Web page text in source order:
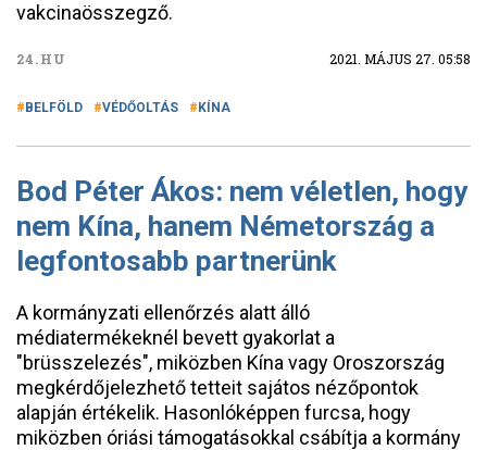
vakcinaösszegző.
24.HU 2021. MÁJUS 27. 05:58
BELFÖLD VÉDŐOLTÁS KÍNA
Bod Péter Ákos: nem véletlen, hogy
nem Kína, hanem Németország a
legfontosabb partnerünk
A kormányzati ellenőrzés alatt álló
médiatermékeknél bevett gyakorlat a
"brüsszelezés", miközben Kína vagy Oroszország
megkérdőjelezhető tetteit sajátos nézőpontok
alapján értékelik. Hasonlóképpen furcsa, hogy
miközben óriási támogatásokkal csábítja a kormány